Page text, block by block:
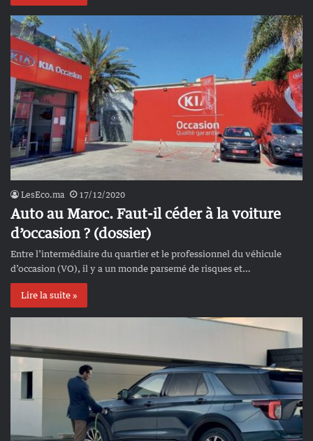
LesEco.ma 17/12/2020
Auto au Maroc. Faut-il céder à la voiture
d’occasion ? (dossier)
Entre l’intermédiaire du quartier et le professionnel du véhicule
d’occasion (VO), il y a un monde parsemé de risques et…
Lire la suite »